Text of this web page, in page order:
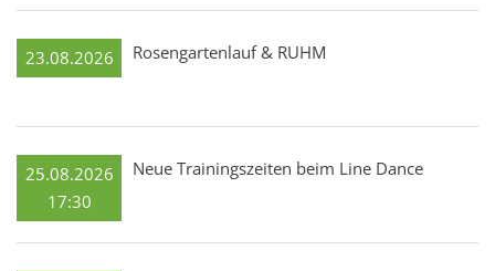
23.08.2026 Rosengartenlauf & RUHM
25.08.2026
17:30
Neue Trainingszeiten beim Line Dance